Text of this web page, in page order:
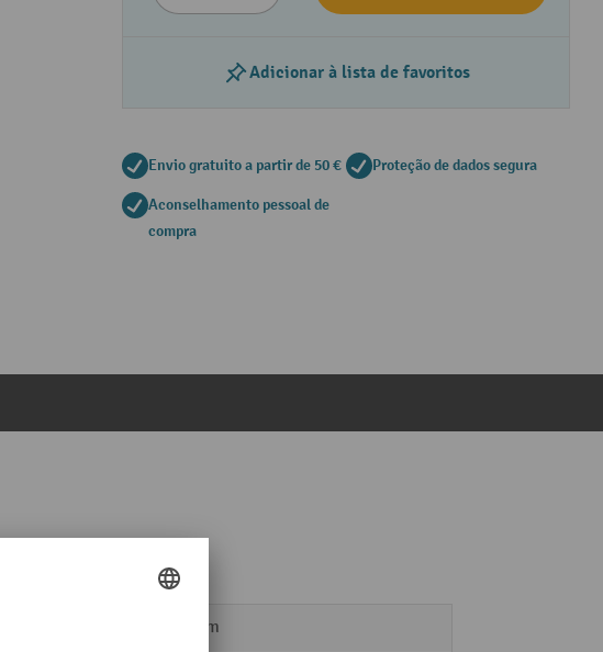
Adicionar à lista de favoritos
Envio gratuito a partir de 50 € Proteção de dados segura
Aconselhamento pessoal de
compra
127 mm